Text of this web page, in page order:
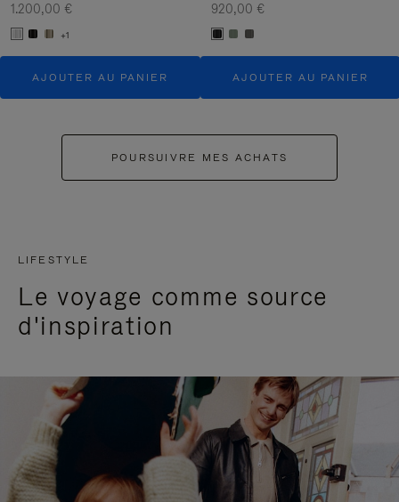
1.200,00 €
+1
AJOUTER AU PANIER
920,00 €
AJOUTER AU PANIER
POURSUIVRE MES ACHATS
LIFESTYLE
Le voyage comme source
d'inspiration